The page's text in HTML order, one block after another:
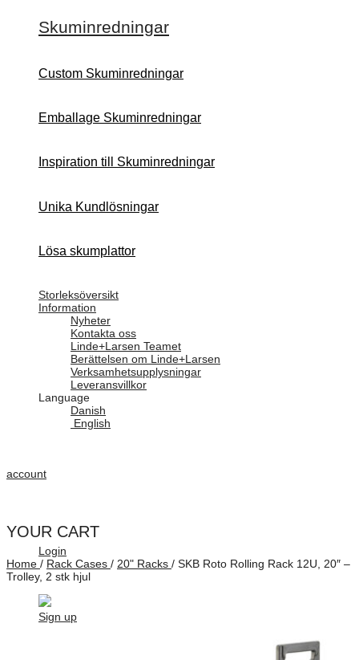
Skuminredningar
Custom Skuminredningar
Emballage Skuminredningar
Inspiration till Skuminredningar
Unika Kundlösningar
Lösa skumplattor
Storleksöversikt
Information
Nyheter
Kontakta oss
Linde+Larsen Teamet
Berättelsen om Linde+Larsen
Verksamhetsupplysningar
Leveransvillkor
Language
Danish
English
account
Login
Sign up
YOUR CART
Home / Rack Cases / 20" Racks / SKB Roto Rolling Rack 12U, 20″ –
Trolley, 2 stk hjul